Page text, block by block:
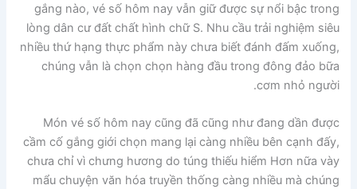
gắng nào, vé số hôm nay vẫn giữ được sự nổi bậc trong
lòng dân cư đất chất hình chữ S. Nhu cầu trải nghiệm siêu
nhiều thứ hạng thực phẩm này chưa biết đánh đấm xuống,
chúng vẫn là chọn chọn hàng đầu trong đông đảo bữa
cơm nhỏ người.
Món vé số hôm nay cũng đã cũng như đang dần được
cầm cố gắng giới chọn mang lại càng nhiều bên cạnh đấy,
chưa chỉ vì chưng hương do túng thiếu hiểm Hơn nữa vày
mẩu chuyện văn hóa truyền thống càng nhiều mà chúng